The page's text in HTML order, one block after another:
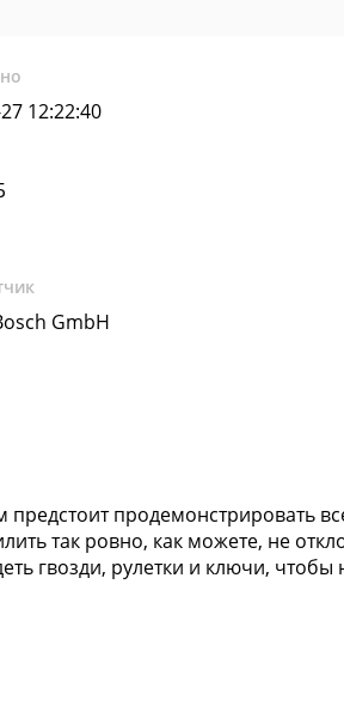
12:22:40
GmbH
продемонстрировать
так ровно, как можете, не
гвозди, рулетки и ключи, чтобы